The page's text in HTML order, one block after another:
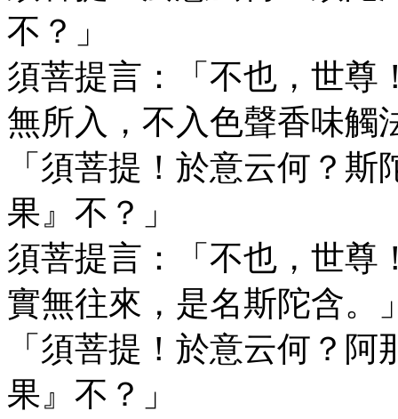
不？」
須菩提言：「不也，世尊
無所入，不入色聲香味觸
「須菩提！於意云何？
果』不？」
須菩提言：「不也，世尊
實無往來，是名斯陀含。
「須菩提！於意云何？
果』不？」